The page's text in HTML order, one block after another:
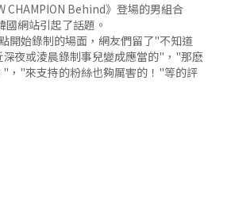
CHAMPION Behind》登場的男組合
網站引起了話題。
開始錄制的場面，網友們留了"不知道
夜或淩晨錄制事兒變成應當的"，"那麽
，"來支持的粉絲也夠厲害的！"等的評